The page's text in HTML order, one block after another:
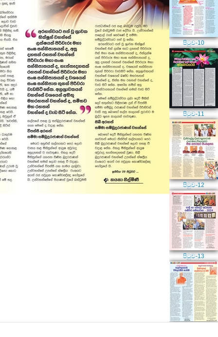
පිටුව-10
පිටුව-11
පිටුව-12
පිටුව-13